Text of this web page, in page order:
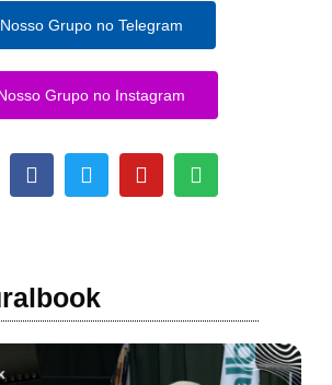
Nosso Grupo no Telegram
Grupo no Instagram